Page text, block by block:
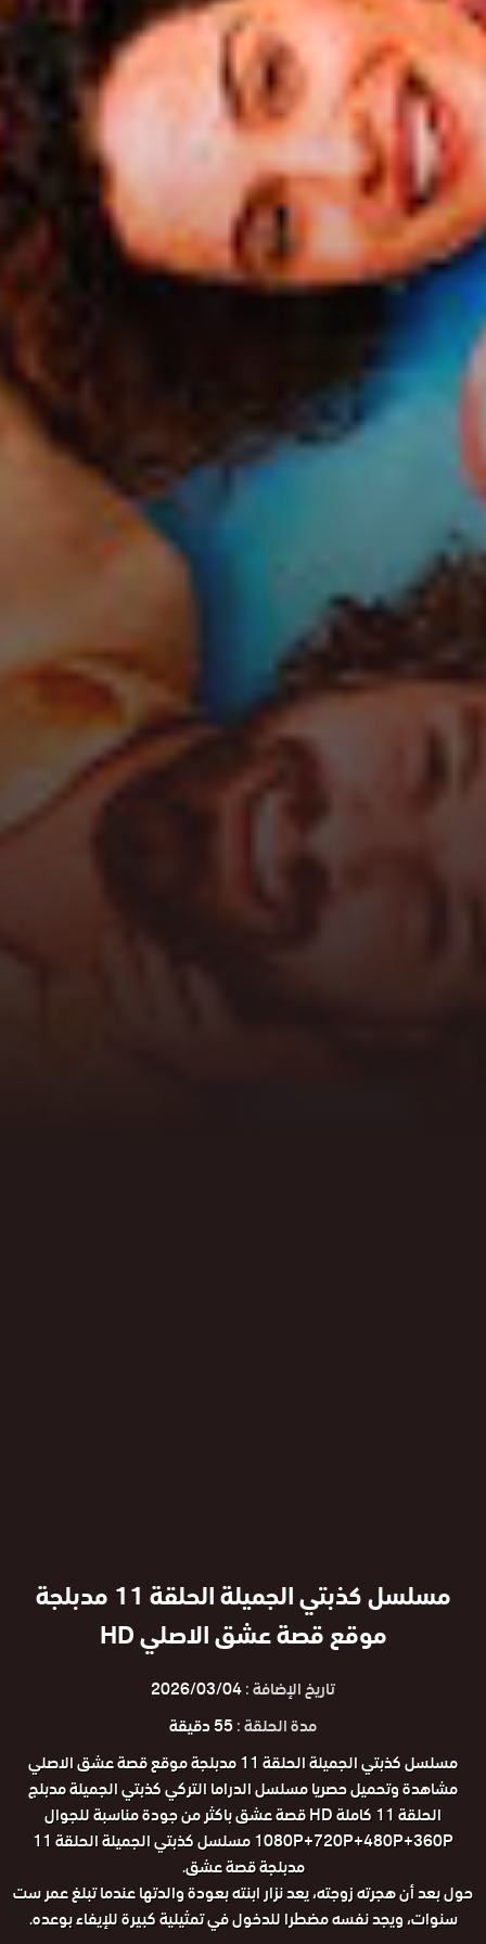
مسلسل كذبتي الجميلة الحلقة 11 مدبلجة
موقع قصة عشق الاصلي HD
تاريخ الإضافة :2026/03/04
مدة الحلقة :55 دقيقة
مسلسل كذبتي الجميلة الحلقة 11 مدبلجة موقع قصة عشق الاصلي
مشاهدة وتحميل حصريا مسلسل الدراما التركي كذبتي الجميلة مدبلج
الحلقة 11 كاملة HD قصة عشق باكثر من جودة مناسبة للجوال
1080P+720P+480P+360P مسلسل كذبتي الجميلة الحلقة 11
مدبلجة قصة عشق.
حول بعد أن هجرته زوجته، يعد نزار ابنته بعودة والدتها عندما تبلغ عمر ست
سنوات، ويجد نفسه مضطرا للدخول في تمثيلية كبيرة للإيفاء بوعده.